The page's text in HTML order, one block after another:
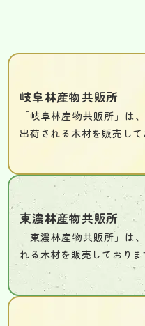
岐阜林産物共販所
「岐阜林産物共販所」は
出荷される木材を販売して
東濃林産物共販所
「東濃林産物共販所」は
れる木材を販売しておりま